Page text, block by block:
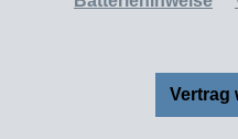
Vertrag